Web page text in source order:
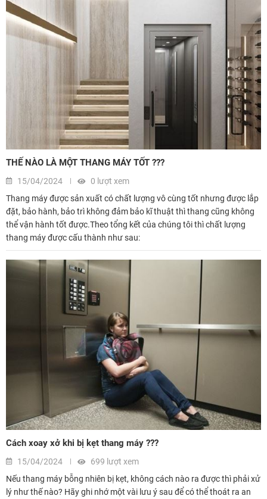
THẾ NÀO LÀ MỘT THANG MÁY TỐT ???
15/04/2024
0 lượt xem
Thang máy được sản xuất có chất lượng vô cùng tốt nhưng được lắp
đặt, bảo hành, bảo trì không đảm bảo kĩ thuật thì thang cũng không
thể vận hành tốt được.Theo tổng kết của chúng tôi thì chất lượng
thang máy được cấu thành như sau:
Cách xoay xở khi bị kẹt thang máy ???
15/04/2024
699 lượt xem
Nếu thang máy bỗng nhiên bị kẹt, không cách nào ra được thì phải xử
lý như thế nào? Hãy ghi nhớ một vài lưu ý sau để có thể thoát ra an